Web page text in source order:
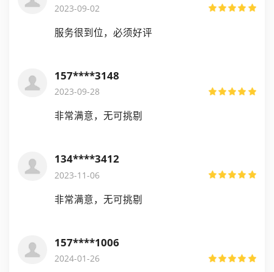
2023-09-02
服务很到位，必须好评
157****3148
2023-09-28
非常满意，无可挑剔
134****3412
2023-11-06
非常满意，无可挑剔
157****1006
2024-01-26